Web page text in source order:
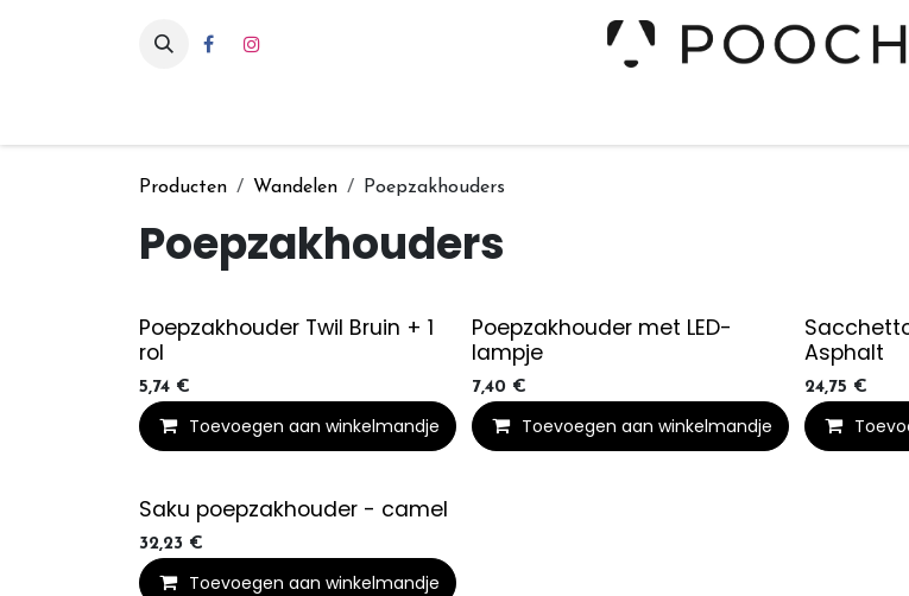
Producten Wandelen Poepzakhouders
Poepzakhouders
Poepzakhouder Twil Bruin + 1
rol
5,74 €
Toevoegen aan winkelmandje
Poepzakhouder met LED-
lampje
7,40 €
Toevoegen aan winkelmandje
Asphalt
24,75 €
Saku poepzakhouder - camel
32,23 €
Toevoegen aan winkelmandje